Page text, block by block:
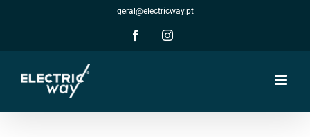
geral@electricway.pt
FacebookInstagram